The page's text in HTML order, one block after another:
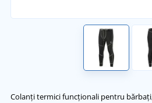
Colanți termici funcționali pentru